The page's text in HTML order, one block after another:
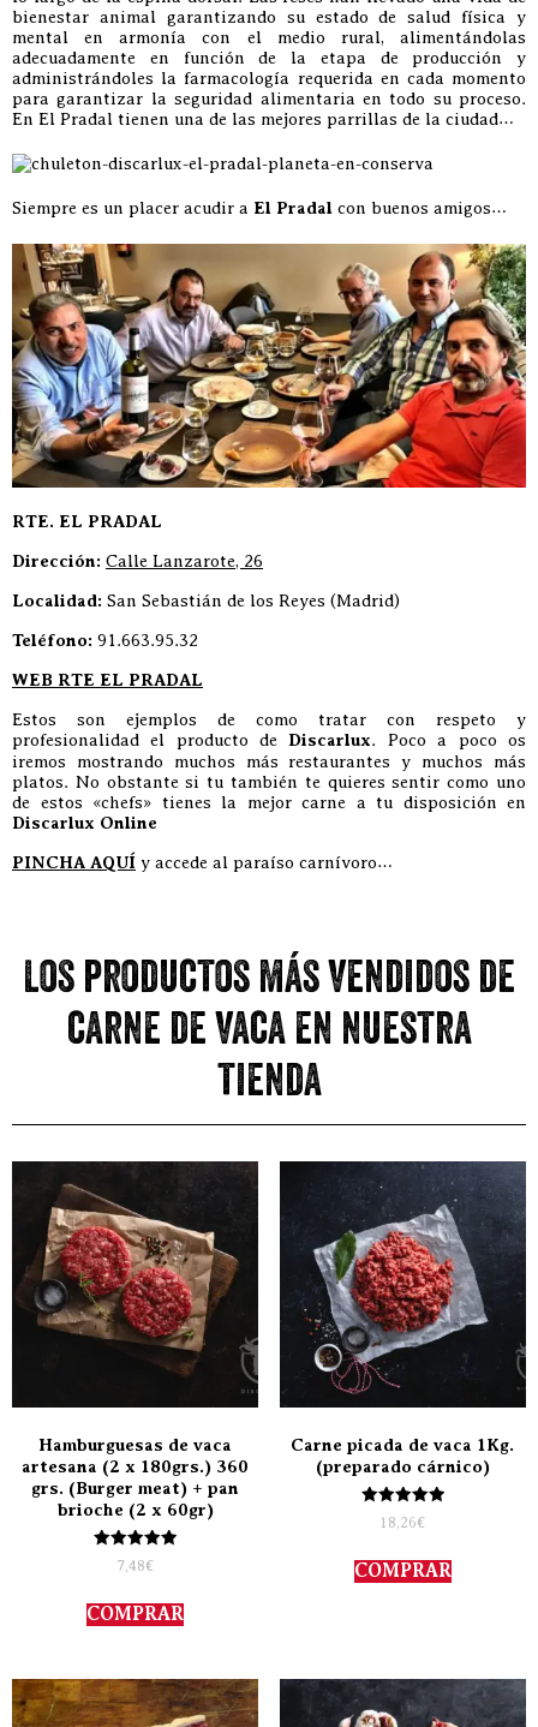
bienestar animal garantizando su estado de salud física y
mental en armonía con el medio rural, alimentándolas
adecuadamente en función de la etapa de producción y
administrándoles la farmacología requerida en cada momento
para garantizar la seguridad alimentaria en todo su proceso.
En El Pradal tienen una de las mejores parrillas de la ciudad…
Siempre es un placer acudir a El Pradal con buenos amigos…
RTE. EL PRADAL
Dirección: Calle Lanzarote, 26
Localidad: San Sebastián de los Reyes (Madrid)
Teléfono: 91.663.95.32
WEB RTE EL PRADAL
Estos son ejemplos de como tratar con respeto y
profesionalidad el producto de Discarlux. Poco a poco os
iremos mostrando muchos más restaurantes y muchos más
platos. No obstante si tu también te quieres sentir como uno
de estos «chefs» tienes la mejor carne a tu disposición en
Discarlux Online
PINCHA AQUÍ y accede al paraíso carnívoro…
Los productos más vendidos de
carne de vaca en nuestra
tienda
Hamburguesas de vaca
artesana (2 x 180grs.) 360
grs. (Burger meat) + pan
brioche (2 x 60gr)
Valorado
con
de 5
7,48€
COMPRAR
Carne picada de vaca 1Kg.
(preparado cárnico)
Valorado
con
de 5
18,26€
COMPRAR